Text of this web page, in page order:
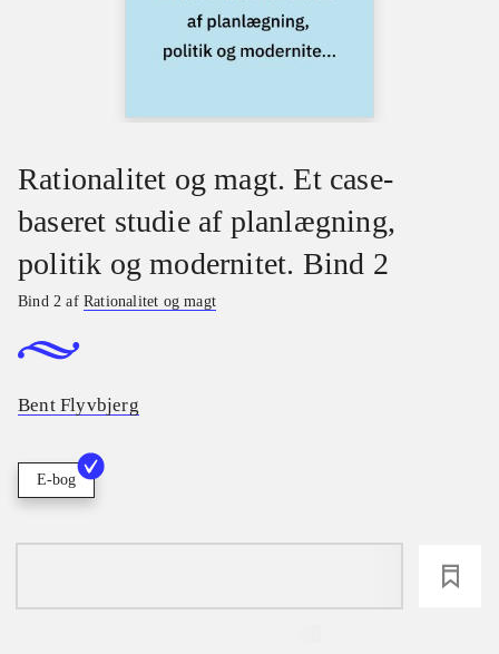
Rationalitet og magt. Et case-
baseret studie af planlægning,
politik og modernitet. Bind 2
Bind 2 afRationalitet og magt
Bent Flyvbjerg
E-bog